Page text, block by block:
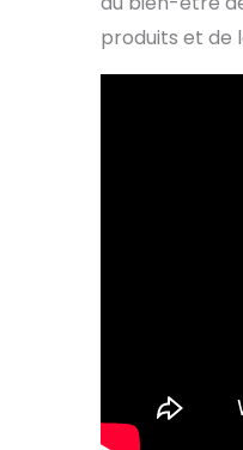
produits et de